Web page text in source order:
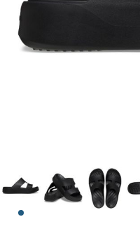
View larger image
View largerView